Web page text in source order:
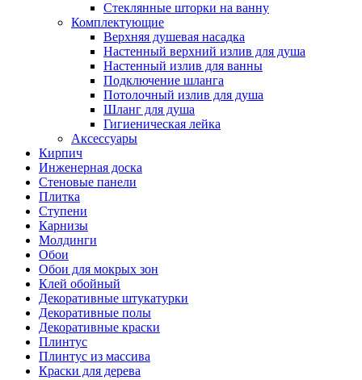
Стеклянные шторки на ванну
Комплектующие
Верхняя душевая насадка
Настенный верхний излив для душа
Настенный излив для ванны
Подключение шланга
Потолочный излив для душа
Шланг для душа
Гигиеническая лейка
Аксессуары
Кирпич
Инженерная доска
Стеновые панели
Плитка
Ступени
Карнизы
Молдинги
Обои
Обои для мокрых зон
Клей обойный
Декоративные штукатурки
Декоративные полы
Декоративные краски
Плинтус
Плинтус из массива
Краски для дерева